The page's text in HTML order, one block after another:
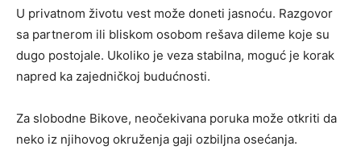
U privatnom životu vest može doneti jasnoću. Razgovor
sa partnerom ili bliskom osobom rešava dileme koje su
dugo postojale. Ukoliko je veza stabilna, moguć je korak
napred ka zajedničkoj budućnosti.
Za slobodne Bikove, neočekivana poruka može otkriti da
neko iz njihovog okruženja gaji ozbiljna osećanja.